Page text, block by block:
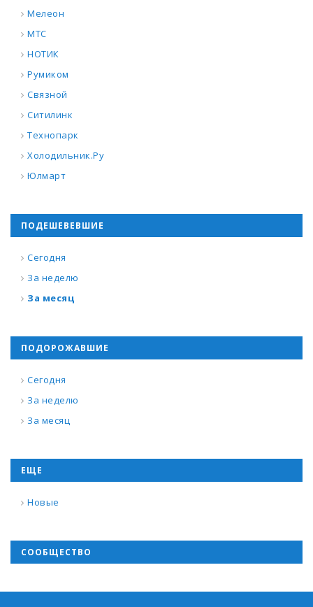
Мелеон
МТС
НОТИК
Румиком
Связной
Ситилинк
Технопарк
Холодильник.Ру
Юлмарт
ПОДЕШЕВЕВШИЕ
Сегодня
За неделю
За месяц
ПОДОРОЖАВШИЕ
Сегодня
За неделю
За месяц
ЕЩЕ
Новые
СООБЩЕСТВО